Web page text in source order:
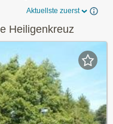
Aktuellste zuerst
Heiligenkreuz